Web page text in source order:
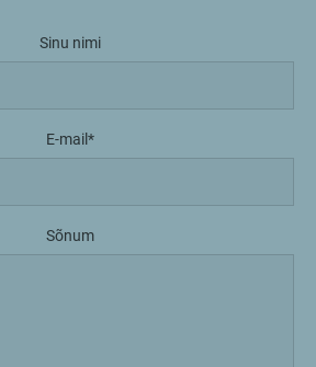
Sinu nimi
E-mail
Sõnum